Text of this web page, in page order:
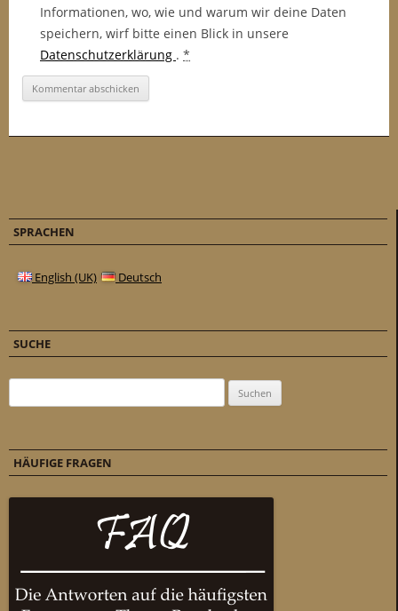
Informationen, wo, wie und warum wir deine Daten
speichern, wirf bitte einen Blick in unsere
Datenschutzerklärung . *
SPRACHEN
English (UK) Deutsch
SUCHE
HÄUFIGE FRAGEN